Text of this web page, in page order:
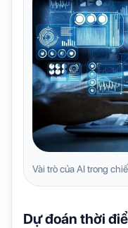
Vài trò của AI trong
Dự đoán thời